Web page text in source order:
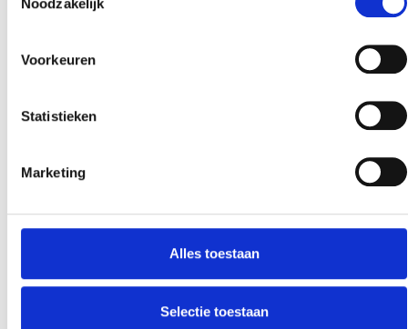
Voorkeuren
Statistieken
Marketing
Alles toestaan
Selectie toestaan